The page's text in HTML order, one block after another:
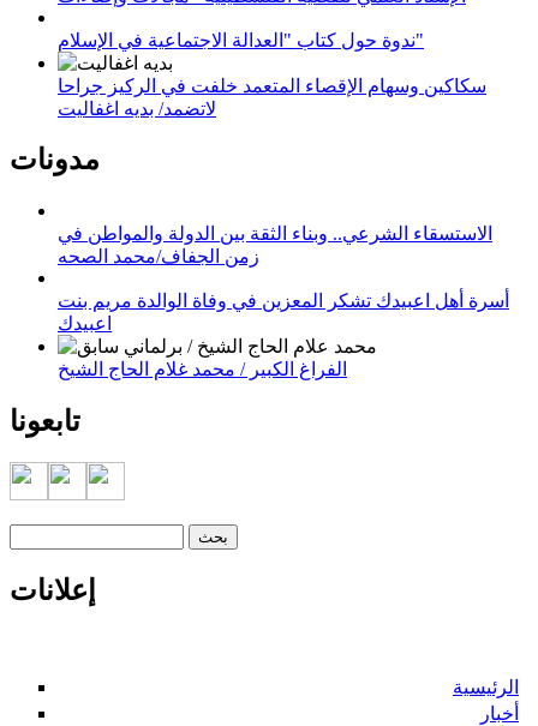
ندوة حول كتاب "العدالة الاجتماعية في الإسلام"
سكاكين وسهام الإقصاء المتعمد خلفت في الركيز جراحا
لاتضمد/ بديه اغفاليت
مدونات
الاستسقاء الشرعي.. وبناء الثقة بين الدولة والمواطن في
زمن الجفاف/محمد الصحه
أسرة أهل اعبيدك تشكر المعزين في وفاة الوالدة مريم بنت
اعبيدك
الفراغ الكبير / محمد غلام الحاج الشيخ
تابعونا
إعلانات
الرئيسية
أخبار